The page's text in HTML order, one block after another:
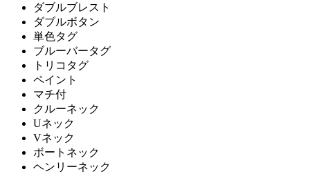
ダブルブレスト
ダブルボタン
単色タグ
ブルーバータグ
トリコタグ
ペイント
マチ付
クルーネック
Uネック
Vネック
ボートネック
ヘンリーネック